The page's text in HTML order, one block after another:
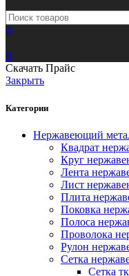
0
0
Скачать Прайс
Закрыть
Категории
Нержавеющий
Квадрат
Круг
Лента
Лист
Плита
Поковка
Полоса
Проволока
Рулон
Сетка
Сетка